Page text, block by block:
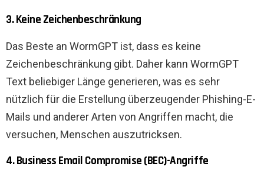
3. Keine Zeichenbeschränkung
Das Beste an WormGPT ist, dass es keine
Zeichenbeschränkung gibt. Daher kann WormGPT
Text beliebiger Länge generieren, was es sehr
nützlich für die Erstellung überzeugender Phishing-E-
Mails und anderer Arten von Angriffen macht, die
versuchen, Menschen auszutricksen.
4. Business Email Compromise (BEC)-Angriffe